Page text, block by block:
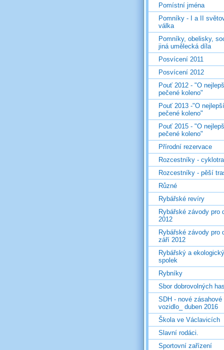
Pomístní jména
Pomníky - I a II
válka
Pomníky, obelisky,
jiná umělecká díla
Posvícení 2011
Posvícení 2012
Pouť 2012 - "O
pečené koleno"
Pouť 2013 -"O nejlepší
pečené koleno"
Pouť 2015 - "O
pečené koleno"
Přírodní rezervace
Rozcestníky -
Rozcestníky - pěší
Různé
Rybářské revíry
Rybářské závody pro
2012
Rybářské závody pro
září 2012
Rybářský a ekologický
spolek
Rybníky
Sbor dobrovolných
SDH - nové zásahové
vozidlo_ duben 2016
Škola ve Václavicích
Slavní rodáci.
Sportovní zařízení